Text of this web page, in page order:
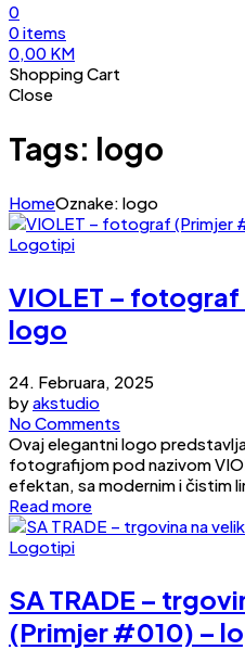
0
0items
0,00 KM
Shopping Cart
Close
Tags: logo
HomeOznake: logo
Logotipi
VIOLET – fotograf
logo
24. Februara, 2025
byakstudio
No Comments
Ovaj elegantni logo
fotografijom pod nazivom
efektan, sa modernim i čistim
Read more
Logotipi
SA TRADE –
(Primjer #010) –